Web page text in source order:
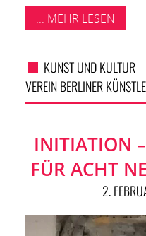
... MEHR LESEN
KUNST UND KULTUR
VEREIN BERLINER
INITIATION
FÜR ACHT
2.